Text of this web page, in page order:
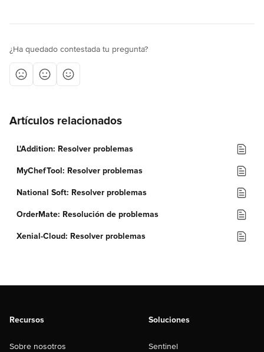
¿Ha quedado contestada tu pregunta?
Artículos relacionados
L'Addition: Resolver problemas
MyChefTool: Resolver problemas
National Soft: Resolver problemas
OrderMate: Resolución de problemas
Xenial-Cloud: Resolver problemas
Recursos
Sobre nosotros
Soluciones
Sentinel